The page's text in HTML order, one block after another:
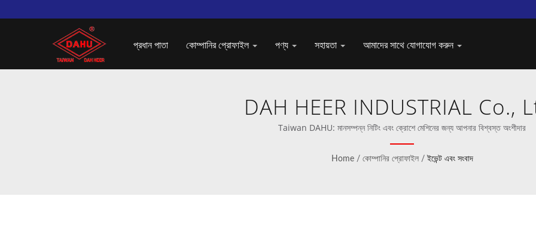
প্রধান পাতা কোম্পানির প্রোফাইল পণ্য সহায়তা আমাদের সাথে যোগাযোগ করুন
DAH HEER INDUSTRIAL Co.,
Taiwan DAHU: মানসম্পন্ন নিটিং এবং ক্রোশে মেশিনের জন্য আপনার বিশ্বস্ত অংশীদার
Home / কোম্পানির প্রোফাইল / ইভেন্ট এবং সংবাদ